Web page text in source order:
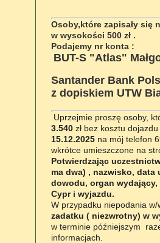
Osoby,które zapisały się
w wysokości 500 zł .
Podajemy nr konta :
BUT-S "Atlas"
Santander Bank
z dopiskiem UTW
Uprzejmie proszę osoby,
3.540 zł bez kosztu
15.12.2025 na mój telefon
wkrótce umieszczone na
Potwierdzając
ma dwa) , nazwisko,
dowodu, organ
Cypr i wyjazdu.
W przypadku niepodania
zadatku ( niezwrotny) w
w terminie późniejszym
informacjach.